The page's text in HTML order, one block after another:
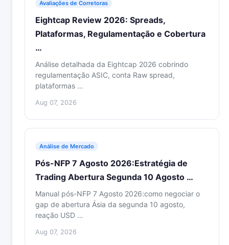
Avaliações de Corretoras
Eightcap Review 2026: Spreads,
Plataformas, Regulamentação e Cobertura
…
Análise detalhada da Eightcap 2026 cobrindo
regulamentação ASIC, conta Raw spread,
plataformas …
Aug 07, 2026
Análise de Mercado
Pós-NFP 7 Agosto 2026:Estratégia de
Trading Abertura Segunda 10 Agosto …
Manual pós-NFP 7 Agosto 2026:como negociar o
gap de abertura Ásia da segunda 10 agosto,
reação USD …
Aug 07, 2026